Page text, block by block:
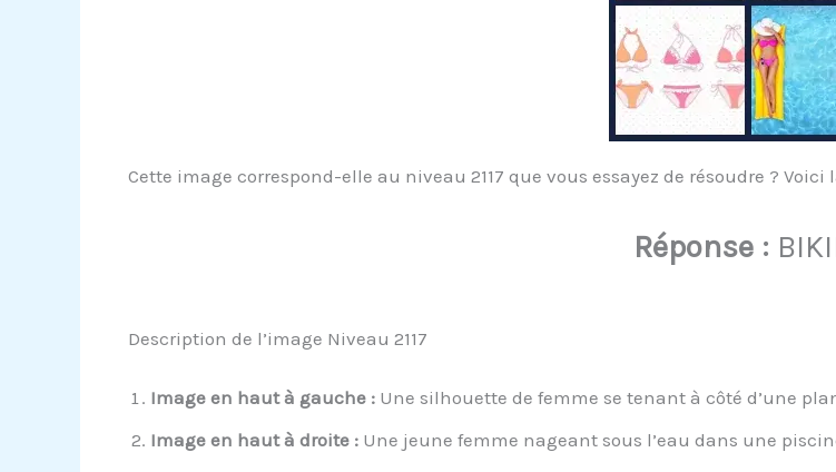
Cette image correspond-elle au niveau 2117 que vous essayez de résoudre ? Voici
Réponse :
Description de l’image Niveau 2117
Image en haut à gauche :Une silhouette de femme se tenant à côté d’une
Image en haut à droite :Une jeune femme nageant sous l’eau dans une